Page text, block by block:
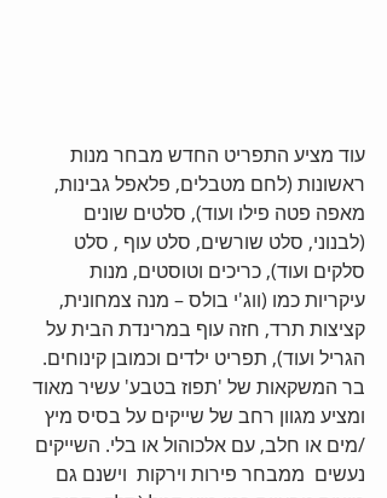
עוד מציע התפריט החדש מבחר מנות
ראשונות (לחם מטבלים, פלאפל גבינות,
מאפה פטה פילו ועוד), סלטים שונים
(לבנוני, סלט שורשים, סלט עוף , סלט
סלקים ועוד), כריכים וטוסטים, מנות
עיקריות כמו (ווג'י בולס – מנה צמחונית,
קציצות תרד, חזה עוף במרינדת הבית על
הגריל ועוד), תפריט ילדים וכמובן קינוחים.
בר המשקאות של 'תפוז בטבע' עשיר מאוד
ומציע מגוון רחב של שייקים על בסיס מיץ
/מים או חלב, עם אלכוהול או בלי. השייקים
נעשים  ממבחר פירות וירקות  וישנם גם